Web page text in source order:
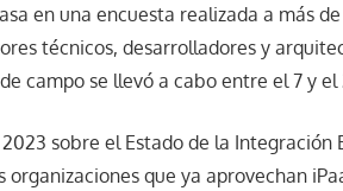
en una encuesta realizada a más
técnicos, desarrolladores y
campo se llevó a cabo entre el 7 y
sobre el Estado de la
organizaciones que ya aprovechan